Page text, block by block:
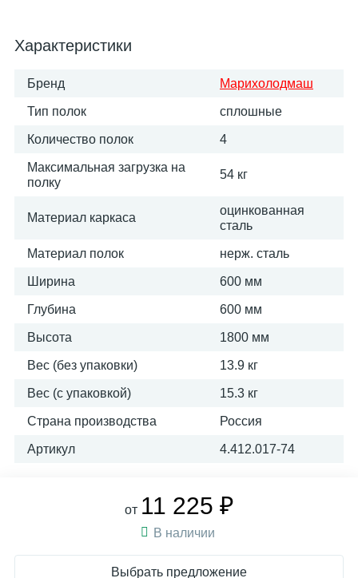
Характеристики
Бренд Марихолодмаш
Тип полок сплошные
Количество полок 4
Максимальная загрузка на
полку
54 кг
Материал каркаса
оцинкованная
сталь
Материал полок нерж. сталь
Ширина 600 мм
Глубина 600 мм
Высота 1800 мм
Вес (без упаковки) 13.9 кг
Вес (с упаковкой) 15.3 кг
Страна производства Россия
Артикул 4.412.017-74
от 11 225 ₽
В наличии
Выбрать предложение